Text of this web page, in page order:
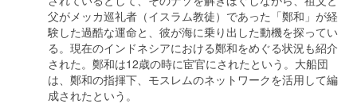
父がメッカ巡礼者（イスラム教徒）であった「鄭和」が経
験した過酷な運命と、彼が海に乗り出した動機を探ってい
る。現在のインドネシアにおける鄭和をめぐる状況も紹介
された。鄭和は12歳の時に宦官にされたという。大船団
は、鄭和の指揮下、モスレムのネットワークを活用して編
成されたという。